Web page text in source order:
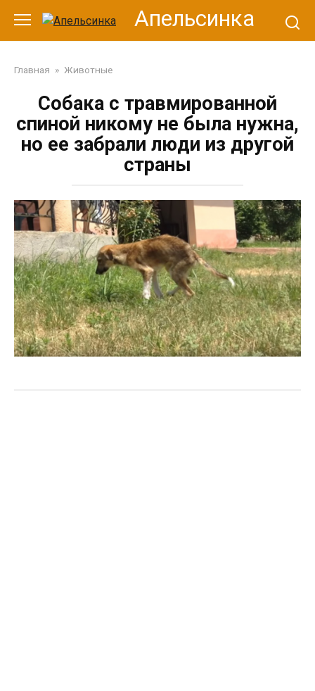
контенту
Апельсинка
Главная » Животные
Собака с травмированной
спиной никому не была нужна,
но ее забрали люди из другой
страны